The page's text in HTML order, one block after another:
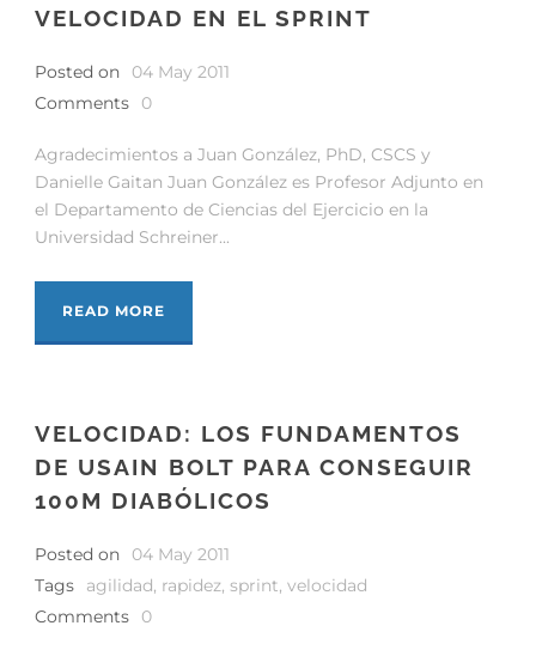
VELOCIDAD EN EL SPRINT
Posted on
04 May 2011
Comments
0
Agradecimientos a Juan González, PhD, CSCS y
Danielle Gaitan Juan González es Profesor Adjunto en
el Departamento de Ciencias del Ejercicio en la
Universidad Schreiner...
READ MORE
VELOCIDAD: LOS FUNDAMENTOS
DE USAIN BOLT PARA CONSEGUIR
100M DIABÓLICOS
Posted on
04 May 2011
Tags
agilidad, rapidez, sprint, velocidad
Comments
0